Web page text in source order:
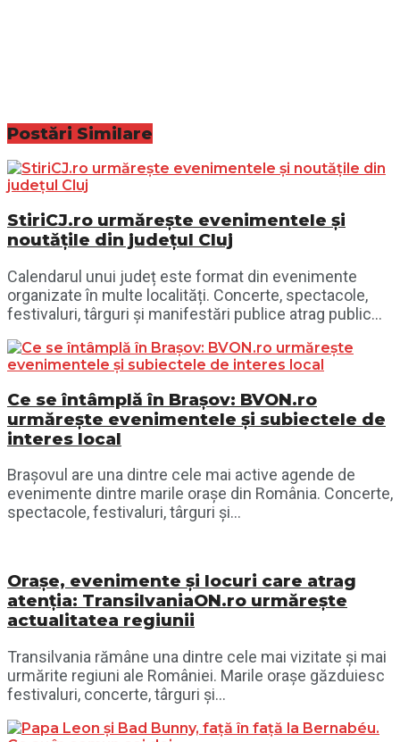
Postări Similare
StiriCJ.ro urmărește evenimentele și
noutățile din județul Cluj
Calendarul unui județ este format din evenimente
organizate în multe localități. Concerte, spectacole,
festivaluri, târguri și manifestări publice atrag public...
Ce se întâmplă în Brașov: BVON.ro
urmărește evenimentele și subiectele de
interes local
Brașovul are una dintre cele mai active agende de
evenimente dintre marile orașe din România. Concerte,
spectacole, festivaluri, târguri și...
Orașe, evenimente și locuri care atrag
atenția: TransilvaniaON.ro urmărește
actualitatea regiunii
Transilvania rămâne una dintre cele mai vizitate și mai
urmărite regiuni ale României. Marile orașe găzduiesc
festivaluri, concerte, târguri și...